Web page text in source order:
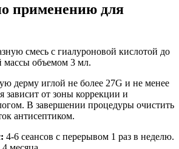
применению для
смесь с гиалуроновой кислотой до
массы объемом 3 мл.
дерму иглой не более 27G и не менее
зависит от зоны коррекции и
В завершении процедуры очистить
антисептиком.
4-6 сеансов с перерывом 1 раз в неделю.